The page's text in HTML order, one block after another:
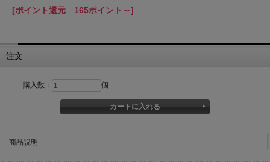
[ポイント還元 165ポイント～]
注文
購入数： 個
商品説明